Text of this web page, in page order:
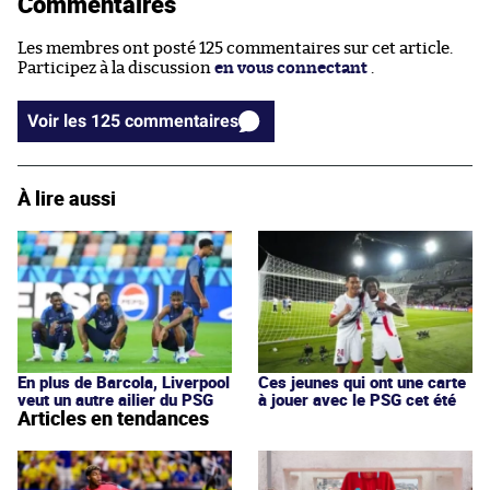
Les membres ont posté 125 commentaires sur cet article.
Participez à la discussion en vous connectant
Voir les 125 commentaires
À lire aussi
En plus de Barcola, Liverpool
veut un autre ailier du PSG
Ces jeunes qui ont une carte
à jouer avec le PSG cet été
Articles en tendances